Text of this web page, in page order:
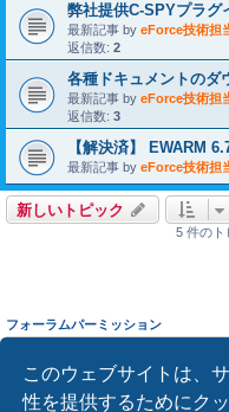
このウェブサイトは、
性を提供するためにク
弊社提供C-SPYプラグ
最新記事 by eForce技術担
返信数: 2
各種ドキュメントのダ
最新記事 by eForce技術担
返信数: 3
【解決済】 EWARM
最新記事 by eForce技術担
新しいトピック
5 件のト
フォーラムパーミッション
返信投稿:不可
記事編集: 不可
記事削除:不可